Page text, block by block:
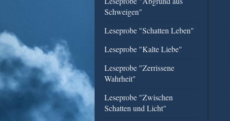
Schweigen"
Leseprobe "Schatten Leben"
Leseprobe "Kalte Liebe"
Leseprobe "Zerrissene
Wahrheit"
Leseprobe "Zwischen
Schatten und Licht"